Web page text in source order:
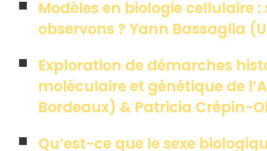
Modèles en biologie cellulaire
observons ? Yann Bassaglia
Exploration de démarches
moléculaire et génétique de
Bordeaux) & Patricia Crépin-
Qu’est-ce que le sexe